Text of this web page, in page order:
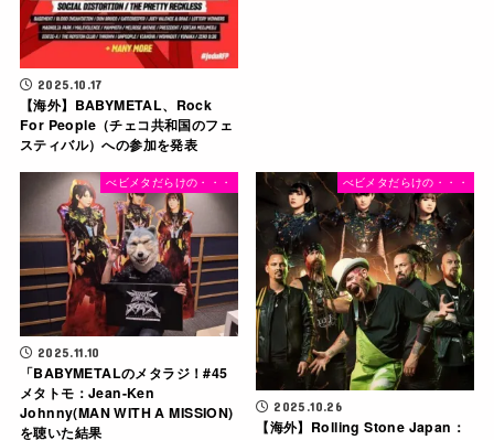
2025.10.17
【海外】BABYMETAL、Rock
For People（チェコ共和国のフェ
スティバル）への参加を発表
べビメタだらけの・・・
2025.11.10
「BABYMETALのメタラジ！#45
メタトモ：Jean-Ken
Johnny(MAN WITH A MISSION)
を聴いた結果
べビメタだらけの・・・
2025.10.26
【海外】Rolling Stone Japan：